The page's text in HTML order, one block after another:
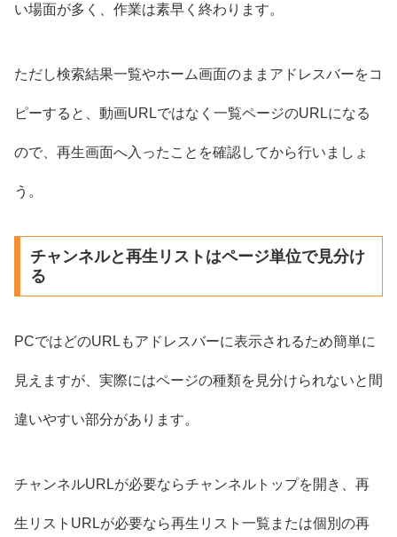
い場面が多く、作業は素早く終わります。
ただし検索結果一覧やホーム画面のままアドレスバーをコ
ピーすると、動画URLではなく一覧ページのURLになる
ので、再生画面へ入ったことを確認してから行いましょ
う。
チャンネルと再生リストはページ単位で見分け
る
PCではどのURLもアドレスバーに表示されるため簡単に
見えますが、実際にはページの種類を見分けられないと間
違いやすい部分があります。
チャンネルURLが必要ならチャンネルトップを開き、再
生リストURLが必要なら再生リスト一覧または個別の再